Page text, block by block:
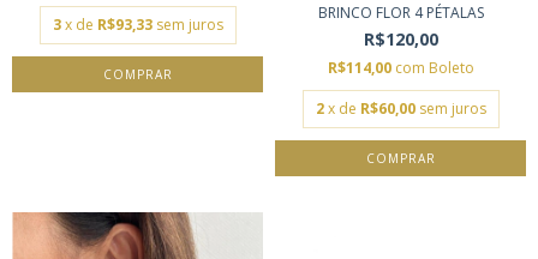
3 x de R$93,33 sem juros
COMPRAR
BRINCO FLOR 4 PÉTALAS
R$120,00
R$114,00 com Boleto
2 x de R$60,00 sem juros
COMPRAR